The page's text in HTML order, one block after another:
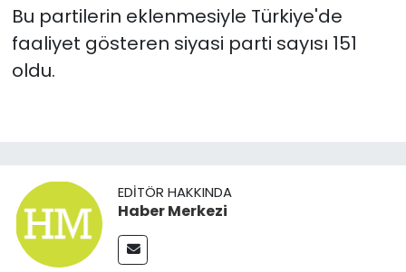
Bu partilerin eklenmesiyle Türkiye'de
faaliyet gösteren siyasi parti sayısı 151
oldu.
EDITÖR HAKKINDA
Haber Merkezi